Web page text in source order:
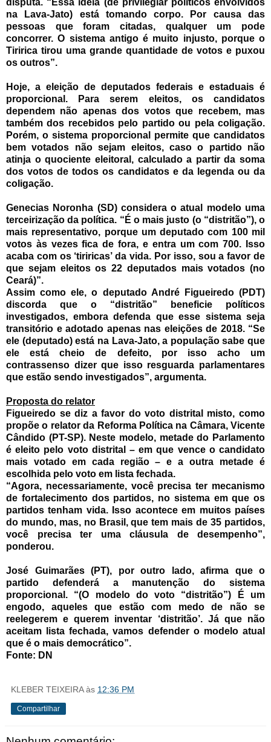
disputa. “Essa ideia (de privilegiar políticos envolvidos
na Lava-Jato) está tomando corpo. Por causa das
pessoas que foram citadas, qualquer um pode
concorrer. O sistema antigo é muito injusto, porque o
Tiririca tirou uma grande quantidade de votos e puxou
os outros”.
Hoje, a eleição de deputados federais e estaduais é
proporcional. Para serem eleitos, os candidatos
dependem não apenas dos votos que recebem, mas
também dos recebidos pelo partido ou pela coligação.
Porém, o sistema proporcional permite que candidatos
bem votados não sejam eleitos, caso o partido não
atinja o quociente eleitoral, calculado a partir da soma
dos votos de todos os candidatos e da legenda ou da
coligação.
Genecias Noronha (SD) considera o atual modelo uma
terceirização da política. “É o mais justo (o “distritão”), o
mais representativo, porque um deputado com 100 mil
votos às vezes fica de fora, e entra um com 700. Isso
acaba com os ‘tiriricas’ da vida. Por isso, sou a favor de
que sejam eleitos os 22 deputados mais votados (no
Ceará)”.
Assim como ele, o deputado André Figueiredo (PDT)
discorda que o “distritão” beneficie políticos
investigados, embora defenda que esse sistema seja
transitório e adotado apenas nas eleições de 2018. “Se
ele (deputado) está na Lava-Jato, a população sabe que
ele está cheio de defeito, por isso acho um
contrassenso dizer que isso resguarda parlamentares
que estão sendo investigados”, argumenta.
Proposta do relator
Figueiredo se diz a favor do voto distrital misto, como
propõe o relator da Reforma Política na Câmara, Vicente
Cândido (PT-SP). Neste modelo, metade do Parlamento
é eleito pelo voto distrital – em que vence o candidato
mais votado em cada região – e a outra metade é
escolhida pelo voto em lista fechada.
“Agora, necessariamente, você precisa ter mecanismo
de fortalecimento dos partidos, no sistema em que os
partidos tenham vida. Isso acontece em muitos países
do mundo, mas, no Brasil, que tem mais de 35 partidos,
você precisa ter uma cláusula de desempenho”,
ponderou.
José Guimarães (PT), por outro lado, afirma que o
partido defenderá a manutenção do sistema
proporcional. “(O modelo do voto “distritão”) É um
engodo, aqueles que estão com medo de não se
reelegerem e querem inventar ‘distritão’. Já que não
aceitam lista fechada, vamos defender o modelo atual
que é o mais democrático”.
Fonte: DN
KLEBER TEIXEIRA às 12:36 PM
Compartilhar